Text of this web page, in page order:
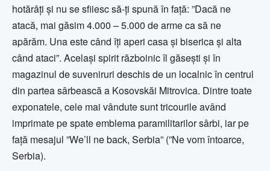
hotărâți și nu se sfiiesc să-ți spună în față: ”Dacă ne
atacă, mai găsim 4.000 – 5.000 de arme ca să ne
apărăm. Una este când îți aperi casa și biserica și alta
când ataci”. Același spirit războinic îl găsești și în
magazinul de suveniruri deschis de un localnic în centrul
din partea sârbească a Kosovskăi Mitrovica. Dintre toate
exponatele, cele mai vândute sunt tricourile având
imprimate pe spate emblema paramilitarilor sârbi, iar pe
față mesajul ”We’ll ne back, Serbia” (”Ne vom întoarce,
Serbia).